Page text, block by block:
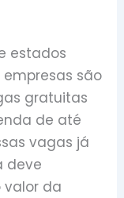
estados
são
gratuitas
de até
vagas já
deve
valor da